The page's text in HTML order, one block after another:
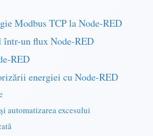
Modbus TCP la Node-RED
un flux Node-RED
RED
energiei cu Node-RED
automatizarea excesului